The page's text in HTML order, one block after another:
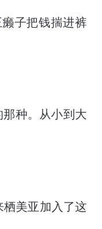
子把钱揣进裤
种。从小到大
栖美亚加入了这